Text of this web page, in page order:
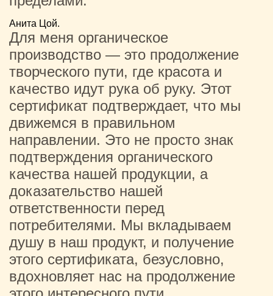
Анита Цой.
Для меня органическое
производство — это продолжение
творческого пути, где красота и
качество идут рука об руку. Этот
сертификат подтверждает, что мы
движемся в правильном
направлении. Это не просто знак
подтверждения органического
качества нашей продукции, а
доказательство нашей
ответственности перед
потребителями. Мы вкладываем
душу в наш продукт, и получение
этого сертификата, безусловно,
вдохновляет нас на продолжение